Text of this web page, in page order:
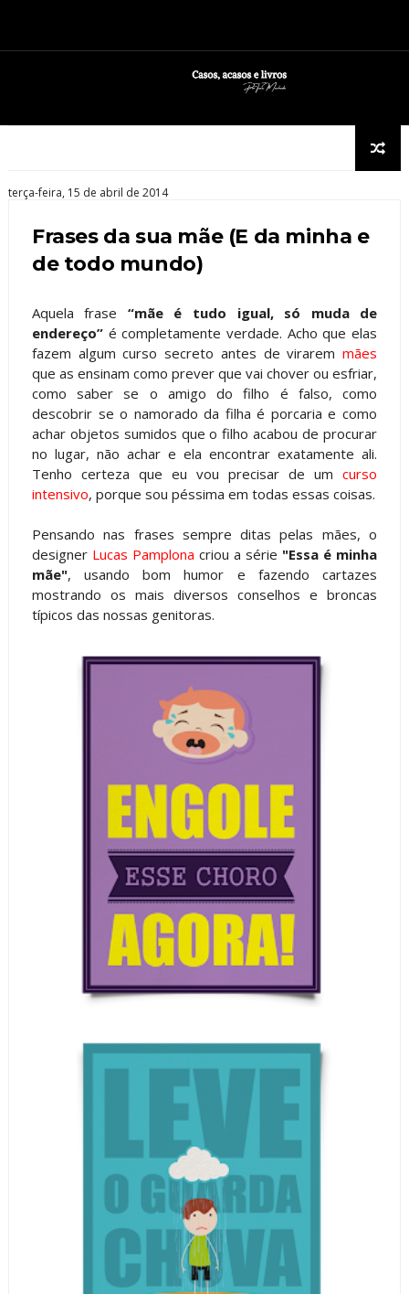
terça-feira, 15 de abril de 2014
Frases da sua mãe (E da minha e
de todo mundo)
Aquela frase “mãe é tudo igual, só muda de
endereço”é completamente verdade. Acho que elas
fazem algum curso secreto antes de viraremmães
que as ensinam como prever que vai chover ou esfriar,
como saber se o amigo do filho é falso, como
descobrir se o namorado da filha é porcaria e como
achar objetos sumidos que o filho acabou de procurar
no lugar, não achar e ela encontrar exatamente ali.
Tenho certeza que eu vou precisar de umcurso
intensivo, porque sou péssima em todas essas coisas.
Pensando nas frases sempre ditas pelas mães, o
designer Lucas Pamplona criou a série "Essa é minha
mãe", usando bom humor e fazendo cartazes
mostrando os mais diversos conselhos e broncas
típicos das nossas genitoras.